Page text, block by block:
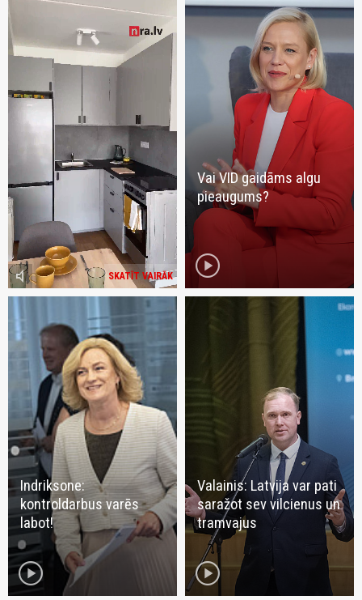
SKATĪT VAIRĀK
volume_mute
Vai VID gaidāms algu
pieaugums?
play_circle
Indriksone:
kontroldarbus varēs
labot!
play_circle
Valainis: Latvija var pati
saražot sev vilcienus un
tramvajus
play_circle